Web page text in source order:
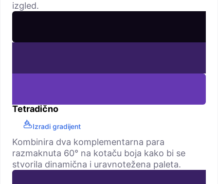
izgled.
Tetradično
Izradi gradijent
Kombinira dva komplementarna para
razmaknuta 60° na kotaču boja kako bi se
stvorila dinamična i uravnotežena paleta.